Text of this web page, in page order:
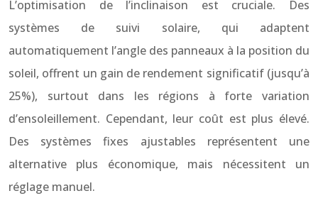
L’optimisation de l’inclinaison est cruciale. Des
systèmes de suivi solaire, qui adaptent
automatiquement l’angle des panneaux à la position du
soleil, offrent un gain de rendement significatif (jusqu’à
25%), surtout dans les régions à forte variation
d’ensoleillement. Cependant, leur coût est plus élevé.
Des systèmes fixes ajustables représentent une
alternative plus économique, mais nécessitent un
réglage manuel.